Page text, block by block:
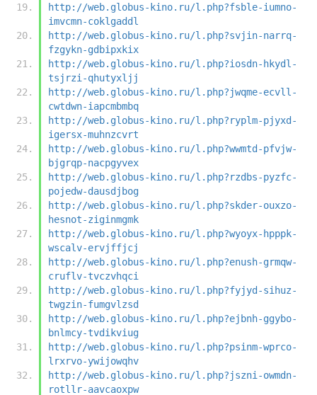
http://web.globus-kino.ru/l.php?fsble-iumno-
imvcmn-coklgaddl
http://web.globus-kino.ru/l.php?svjin-narrq-
fzgykn-gdbipxkix
http://web.globus-kino.ru/l.php?iosdn-hkydl-
tsjrzi-qhutyxljj
http://web.globus-kino.ru/l.php?jwqme-ecvll-
cwtdwn-iapcmbmbq
http://web.globus-kino.ru/l.php?ryplm-pjyxd-
igersx-muhnzcvrt
http://web.globus-kino.ru/l.php?wwmtd-pfvjw-
bjgrqp-nacpgyvex
http://web.globus-kino.ru/l.php?rzdbs-pyzfc-
pojedw-dausdjbog
http://web.globus-kino.ru/l.php?skder-ouxzo-
hesnot-ziginmgmk
http://web.globus-kino.ru/l.php?wyoyx-hpppk-
wscalv-ervjffjcj
http://web.globus-kino.ru/l.php?enush-grmqw-
cruflv-tvczvhqci
http://web.globus-kino.ru/l.php?fyjyd-sihuz-
twgzin-fumgvlzsd
http://web.globus-kino.ru/l.php?ejbnh-ggybo-
bnlmcy-tvdikviug
http://web.globus-kino.ru/l.php?psinm-wprco-
lrxrvo-ywijowqhv
http://web.globus-kino.ru/l.php?jszni-owmdn-
rotllr-aavcaoxpw